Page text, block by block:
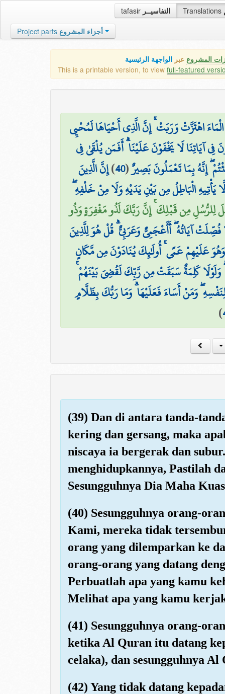
tafasir التفاسيــر Translations
Project parts أجزاء المشروع
المشروع عبر الواجهة الرئيسية
This is a printable version, to view full-featured
اهْتَزَّتْ وَرَبَتْ ۚ إِنَّ الَّذِي أَحْيَاهَا لَمُحْيِي
آيَاتِنَا لَا يَخْفَوْنَ عَلَيْنَا ۗ أَفَمَن يُلْقَىٰ فِي
إِنَّهُ بِمَا تَعْمَلُونَ بَصِيرٌ(
40
)إِنَّ الَّذِينَ
لَّا يَأْتِيهِ الْبَاطِلُ مِن بَيْنِ يَدَيْهِ وَلَا مِنْ خَلْفِهِ ۖ
لِلرُّسُلِ مِن قَبْلِكَ ۚ إِنَّ رَبَّكَ لَذُو مَغْفِرَةٍ وَذُو
فُصِّلَتْ آيَاتُهُ ۖ أَأَعْجَمِيٌّ وَعَرَبِيٌّ ۗ قُلْ هُوَ لِلَّذِينَ
وَهُوَ عَلَيْهِمْ عَمًى ۚ أُولَٰئِكَ يُنَادَوْنَ مِن مَّكَانٍ
كَلِمَةٌ سَبَقَتْ مِن رَّبِّكَ لَقُضِيَ بَيْنَهُمْ
وَمَنْ أَسَاءَ فَعَلَيْهَا ۗ وَمَا رَبُّكَ بِظَلَّامٍ
)
(39) Dan di antara tanda-
kering dan gersang, maka
niscaya ia bergerak dan
menghidupkannya, Pastilah
Sesungguhnya Dia Maha
(40) Sesungguhnya orang-
Kami, mereka tidak
orang yang dilemparkan ke
orang-orang yang datang
Perbuatlah apa yang kamu
Melihat apa yang kamu
(41) Sesungguhnya orang-
ketika Al Quran itu datang
celaka), dan sesungguhnya
(42) Yang tidak datang